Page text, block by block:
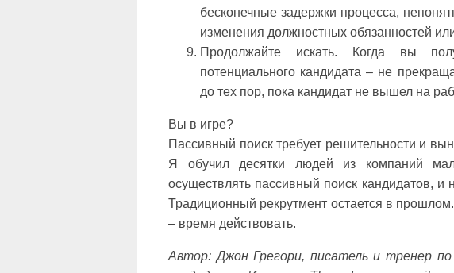
бесконечные задержки процесса,
изменения должностных обязанностей
Продолжайте искать. Когда вы
потенциального кандидата – не
до тех пор, пока кандидат не вышел на
Вы в игре?
Пассивный поиск требует решительности и
Я обучил десятки людей из компаний
осуществлять пассивный поиск кандидатов, и
Традиционный рекрутмент остается в
– время действовать.
Автор: Джон Грегори, писатель и тренер по